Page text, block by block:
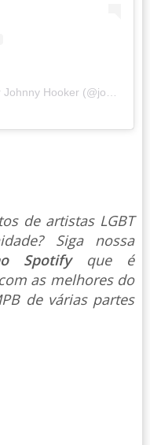
Uma publicação compartilhada por Johnny Hooker (@johnnyhooker)
de artistas LGBT
Siga nossa
Spotify que é
as melhores do
de várias partes